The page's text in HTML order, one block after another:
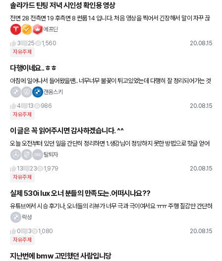
솔라가드 틴팅 저녁 시인성 확인용 영상
전면 28 전측면 19 후측면 8 썬룹 14 입니다. 처음 영상을 찍어서 긴장해서 말이 자꾸 끊
기네요ㅠㅠ
에프딘
3
25 1,560 20.08.15
자유주제
다행이네요..ㅎㅎ
아침에 일어나서 들어왔을땐.. 너무너무 불꽃이 튀고있었는데 다행히 잘 정리되어가는 것
같네요~~ 다행입니다 ㅎㅎ간간히 댓글남기고 글도 적는것 밖에는 하지않지만 퇴근하고
갠옴스키
4
13 986 20.08.15
자유주제
이 글은 꼭 읽어주시면 감사하겠습니다. ^^
오늘 오전부터 있던 일을 간단히 정리하면 1.생강님이 정당하지 못한 방법으로 핫글 얻어
냄. 2.원래 사진의 소유자(메레세님) 지워달라 요청 3.생강님이 사과의 글 올림(수정이나
탈퇴자
13
23 1,979 20.08.15
자유주제
실제 530i lux 오너 분들의 만족도는.어떠시나요??
유튜브에서 시승 후기나, 오너들의 리뷰가 너무 극과 극이여서요 ㅠㅠ 주행 질감만 간단하
게 후기 공유 해주시면 너무 감사하겠네요.
락성
0
3 1,080 20.08.15
자유주제
지난번에 bmw 고민했던 사람입니당